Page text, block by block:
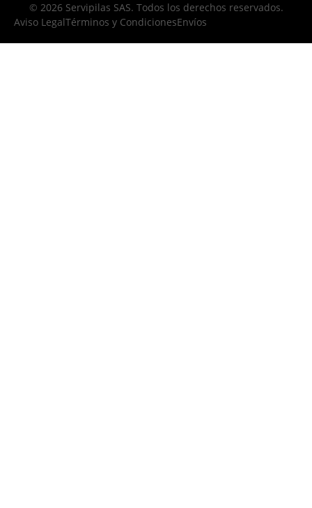
© 2026 Servipilas SAS. Todos los derechos reservados.
Aviso LegalTérminos y CondicionesEnvíos